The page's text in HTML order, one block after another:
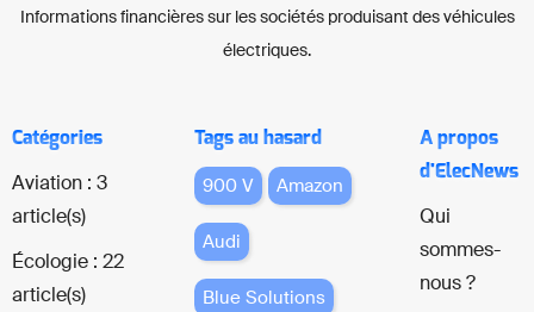
Informations financières sur les sociétés produisant des véhicules
électriques.
Catégories
Aviation : 3
article(s)
Écologie : 22
article(s)
Tags au hasard
900 V Amazon
Audi
Blue Solutions
A propos
d'ElecNews
Qui
sommes-
nous ?